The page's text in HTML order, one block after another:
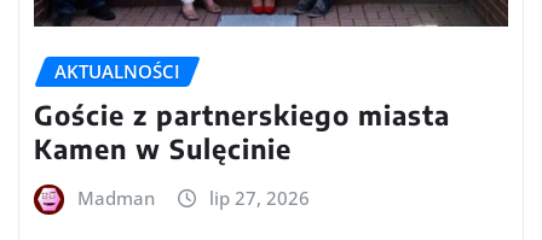
AKTUALNOŚCI
Goście z partnerskiego miasta
Kamen w Sulęcinie
Madman lip 27, 2026